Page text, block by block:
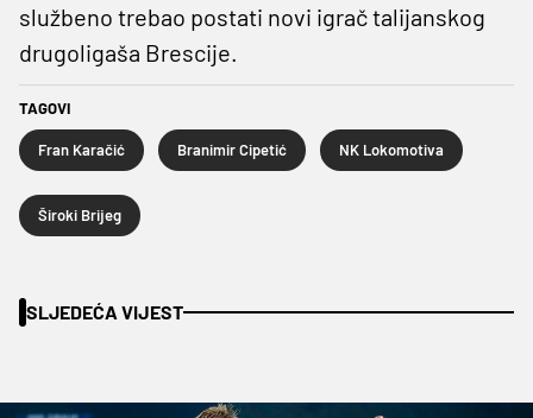
službeno trebao postati novi igrač talijanskog
drugoligaša Brescije.
TAGOVI
Fran Karačić Branimir Cipetić NK Lokomotiva
Široki Brijeg
SLJEDEĆA VIJEST